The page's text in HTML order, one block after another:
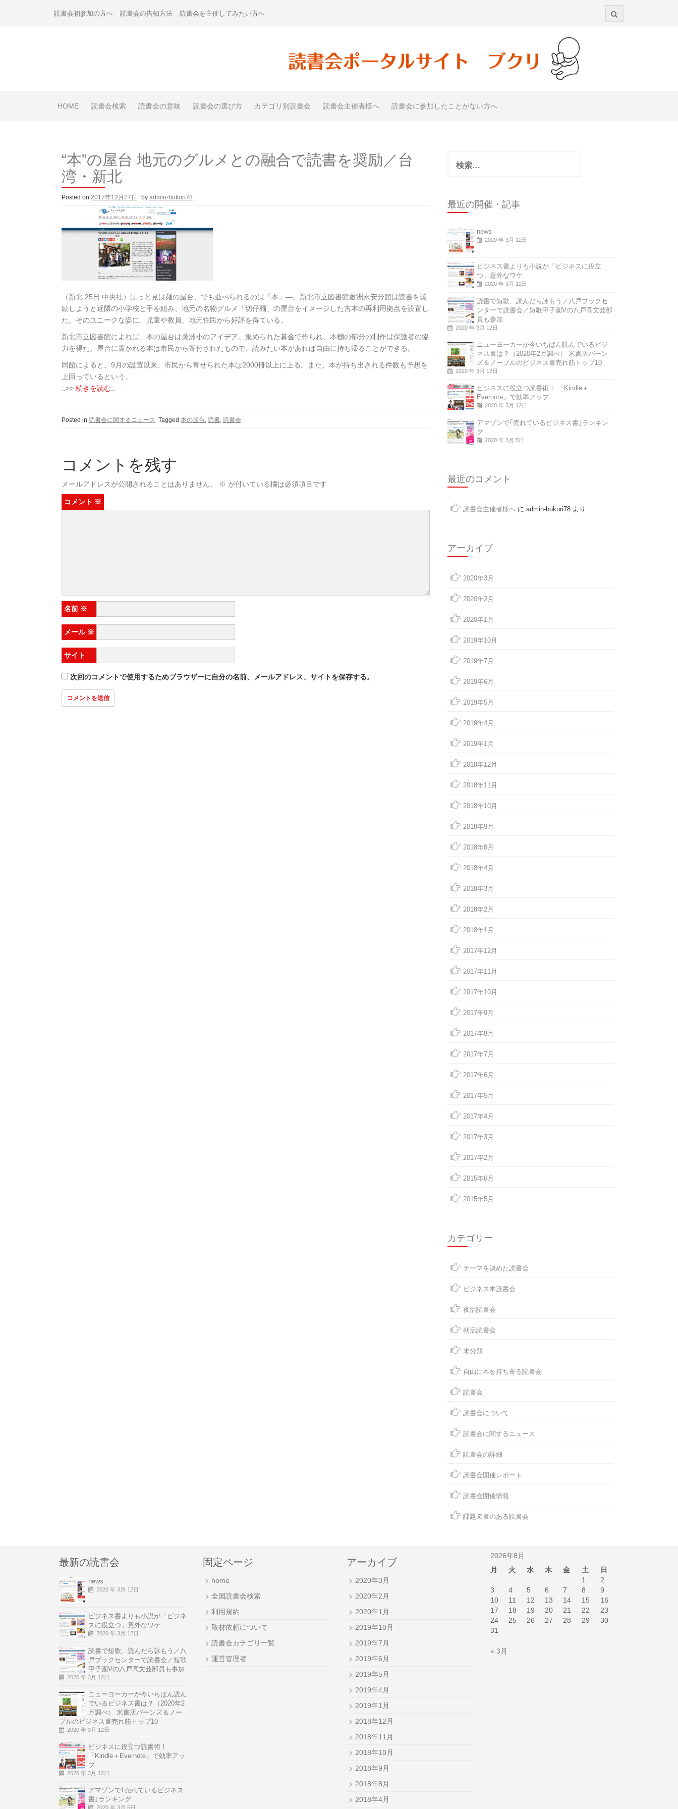
読書会初参加の方へ 読書会の告知方法 読書会を主催してみたい方へ
HOME 読書会検索 読書会の意味 読書会の選び方 カテゴリ別読書会 読書会主催者様へ 読書会に参加したことがない方へ
“本”の屋台 地元のグルメとの融合で読書を奨励／台
湾・新北
Posted on 2017年12月27日 by admin-bukuri78
（新北 25日 中央社）ぱっと見は麺の屋台、でも並べられるのは「本」―。新北市立図書館蘆洲永安分館は読書を奨
励しようと近隣の小学校と手を組み、地元の名物グルメ「切仔麺」の屋台をイメージした古本の再利用拠点を設置し
た。そのユニークな姿に、児童や教員、地元住民から好評を得ている。
新北市立図書館によれば、本の屋台は蘆洲小のアイデア。集められた募金で作られ、本棚の部分の制作は保護者の協
力を得た。屋台に置かれる本は市民から寄付されたもので、読みたい本があれば自由に持ち帰ることができる。
同館によると、9月の設置以来、市民から寄せられた本は2000冊以上に上る。また、本が持ち出される件数も予想を
上回っているという。
..>> 続きを読む..
Posted in 読書会に関するニュース Tagged 本の屋台 読書 読書会
コメントを残す
メールアドレスが公開されることはありません。 ※ が付いている欄は必須項目です
コメント ※
名前 ※
メール ※
サイト
次回のコメントで使用するためブラウザーに自分の名前、メールアドレス、サイトを保存する。
索:
最近の開催・記事
news
2020 年 3月 12日
ビジネス書よりも小説が「ビジネスに役立
つ」意外なワケ
2020 年 3月 12日
読書で短歌、読んだら詠もう／八戸ブックセ
ンターで読書会／短歌甲子園Vの八戸高文芸部
員も参加
2020 年 3月 12日
ニューヨーカーが今いちばん読んでいるビジ
ネス書は？（2020年2月調べ） 米書店バーン
ズ＆ノーブルのビジネス書売れ筋トップ10
2020 年 3月 12日
ビジネスに役立つ読書術！ 「Kindle＋
Evernote」で効率アップ
2020 年 3月 12日
アマゾンで｢売れているビジネス書｣ランキン
グ
2020 年 3月 5日
最近のコメント
読書会主催者様へ に admin-bukuri78 より
アーカイブ
2020年3月
2020年2月
2020年1月
2019年10月
2019年7月
2019年6月
2019年5月
2019年4月
2019年1月
2018年12月
2018年11月
2018年10月
2018年9月
2018年8月
2018年4月
2018年3月
2018年2月
2018年1月
2017年12月
2017年11月
2017年10月
2017年9月
2017年8月
2017年7月
2017年6月
2017年5月
2017年4月
2017年3月
2017年2月
2015年6月
2015年5月
カテゴリー
テーマを決めた読書会
ビジネス本読書会
夜活読書会
朝活読書会
未分類
自由に本を持ち寄る読書会
読書会
読書会について
読書会に関するニュース
読書会の詳細
読書会開催レポート
読書会開催情報
課題図書のある読書会
最新の読書会
news
2020 年 3月 12日
ビジネス書よりも小説が「ビジネ
スに役立つ」意外なワケ
2020 年 3月 12日
読書で短歌、読んだら詠もう／八
戸ブックセンターで読書会／短歌
甲子園Vの八戸高文芸部員も参加
2020 年 3月 12日
ニューヨーカーが今いちばん読ん
でいるビジネス書は？（2020年2
月調べ） 米書店バーンズ＆ノー
ブルのビジネス書売れ筋トップ10
2020 年 3月 12日
ビジネスに役立つ読書術！
「Kindle＋Evernote」で効率アッ
プ
2020 年 3月 12日
アマゾンで｢売れているビジネス
書｣ランキング
2020 年 3月 5日
固定ページ
home
全国読書会検索
利用規約
取材依頼について
読書会カテゴリ一覧
運営管理者
アーカイブ
2020年3月
2020年2月
2020年1月
2019年10月
2019年7月
2019年6月
2019年5月
2019年4月
2019年1月
2018年12月
2018年11月
2018年10月
2018年9月
2018年8月
2018年4月
2026年8月
月
火 水 木 金 土
日
1
2
3
4 5 6 7 8
9
10
11 12 13 14 15
16
17
18 19 20 21 22
23
24
25 26 27 28 29
30
31
« 3月